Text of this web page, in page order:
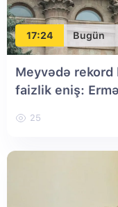
17:24 Bugün
Meyvədə
faizlik eniş:
25